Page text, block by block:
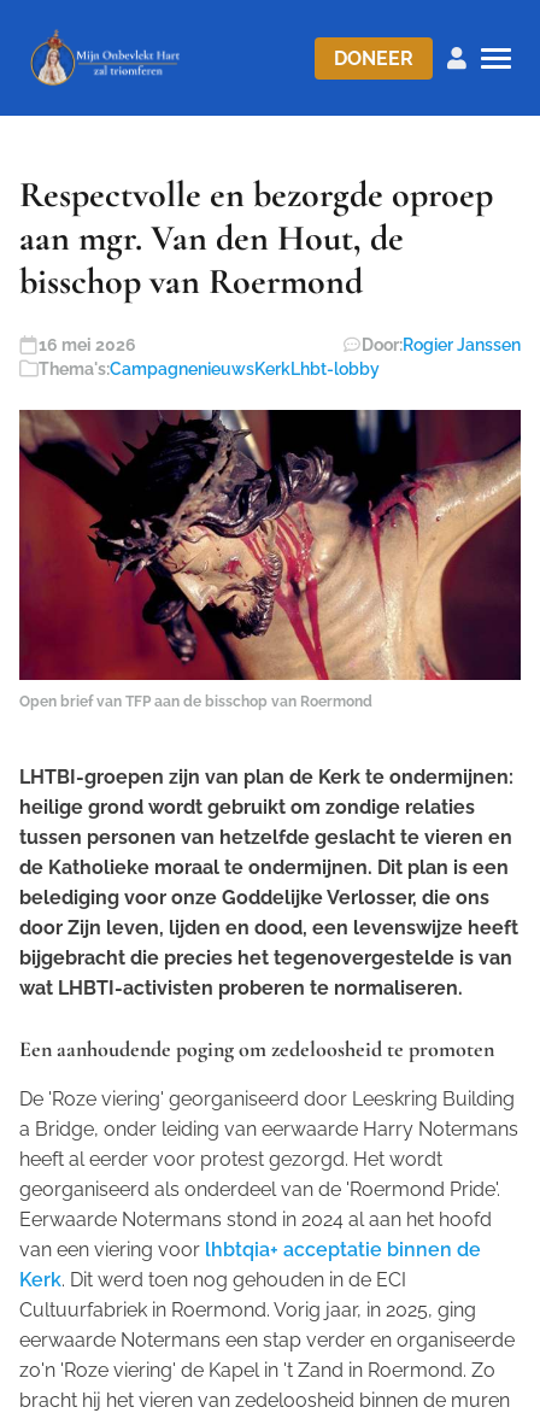
DONEER
Respectvolle en bezorgde oproep
aan mgr. Van den Hout, de
bisschop van Roermond
16 mei 2026 Door:Rogier Janssen
Thema's:CampagnenieuwsKerkLhbt-lobby
Open brief van TFP aan de bisschop van Roermond
LHTBI-groepen zijn van plan de Kerk te ondermijnen:
heilige grond wordt gebruikt om zondige relaties
tussen personen van hetzelfde geslacht te vieren en
de Katholieke moraal te ondermijnen. Dit plan is een
belediging voor onze Goddelijke Verlosser, die ons
door Zijn leven, lijden en dood, een levenswijze heeft
bijgebracht die precies het tegenovergestelde is van
wat LHBTI-activisten proberen te normaliseren.
Een aanhoudende poging om zedeloosheid te promoten
De 'Roze viering' georganiseerd door Leeskring Building
a Bridge, onder leiding van eerwaarde Harry Notermans
heeft al eerder voor protest gezorgd. Het wordt
georganiseerd als onderdeel van de 'Roermond Pride'.
Eerwaarde Notermans stond in 2024 al aan het hoofd
van een viering voor lhbtqia+ acceptatie binnen de
Kerk. Dit werd toen nog gehouden in de ECI
Cultuurfabriek in Roermond. Vorig jaar, in 2025, ging
eerwaarde Notermans een stap verder en organiseerde
zo'n 'Roze viering' de Kapel in 't Zand in Roermond. Zo
bracht hij het vieren van zedeloosheid binnen de muren